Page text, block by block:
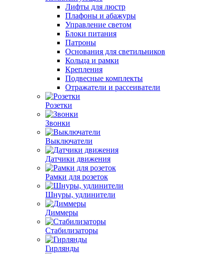
Лифты для люстр
Плафоны и абажуры
Управление светом
Блоки питания
Патроны
Основания для светильников
Кольца и рамки
Крепления
Подвесные комплекты
Отражатели и рассеиватели
Розетки
Звонки
Выключатели
Датчики движения
Рамки для розеток
Шнуры, удлинители
Диммеры
Стабилизаторы
Гирлянды